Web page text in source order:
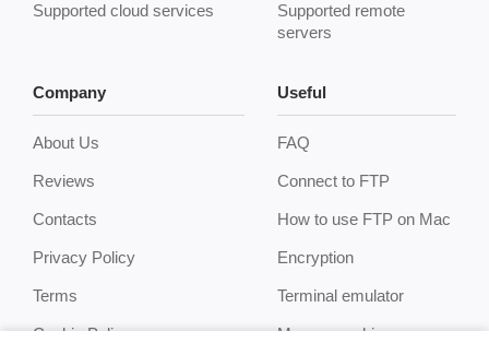
Supported cloud services
Supported remote
servers
Company
About Us
Reviews
Contacts
Privacy Policy
Terms
Cookie Policy
Useful
FAQ
Connect to FTP
How to use FTP on Mac
Encryption
Terminal emulator
Manage archives